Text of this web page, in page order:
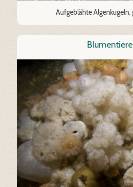
Aufgeblähte
Blumentiere